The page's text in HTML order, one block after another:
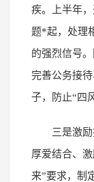
疾。上半年
题*起，处理
的强烈信号
完善公务接
子，防止“四
三是激
厚爱结合、
来”要求，制